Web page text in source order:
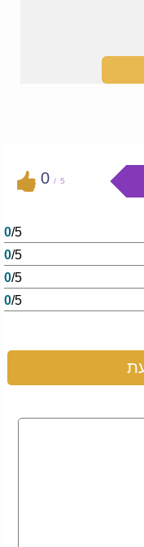
0 / 5
0/5
0/5
0/5
0/5